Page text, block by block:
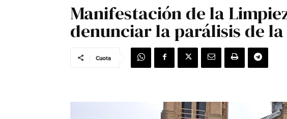
Manifestación de la
denunciar la parálisis de
Cuota